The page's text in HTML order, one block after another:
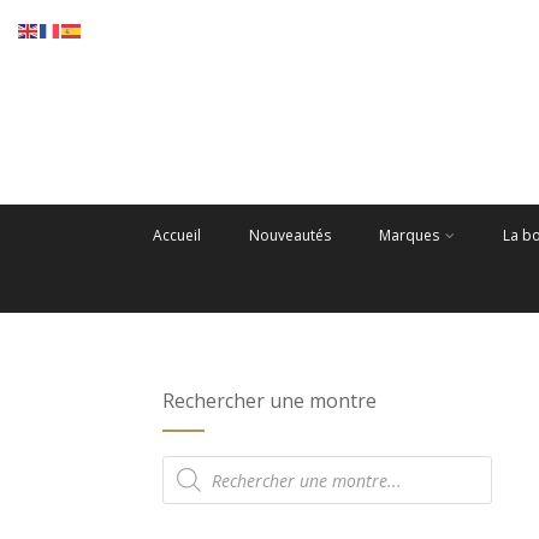
Accueil Nouveautés Marques La
Rechercher une montre
Recherche
de
produits